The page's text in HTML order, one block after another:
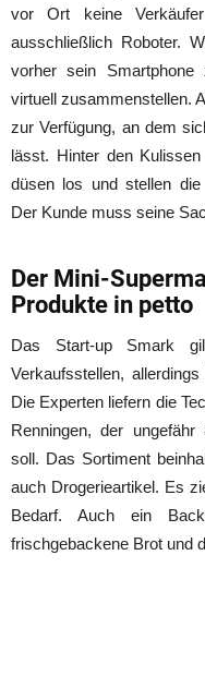
vor Ort keine
ausschließlich Roboter.
vorher sein
virtuell zusammenstellen.
zur Verfügung, an dem
lässt. Hinter den
düsen los und stellen
Der Kunde muss seine
Der Mini-
Produkte in petto
Das Start-up Smark
Verkaufsstellen,
Die Experten liefern die
Renningen, der
soll. Das Sortiment
auch Drogerieartikel. Es
Bedarf. Auch ein
frischgebackene Brot und